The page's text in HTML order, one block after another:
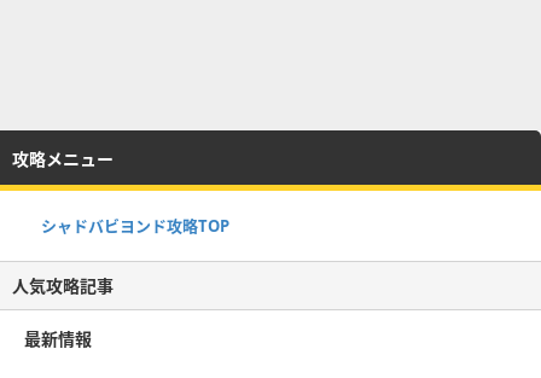
攻略メニュー
シャドバビヨンド攻略TOP
人気攻略記事
最新情報